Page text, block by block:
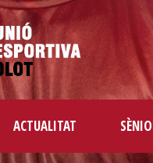
ACTUALITAT